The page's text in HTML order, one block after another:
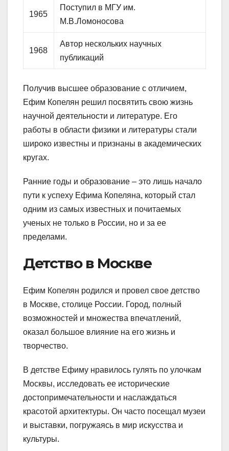
1965
Поступил в МГУ им.
М.В.Ломоносова
1968
Автор нескольких научных
публикаций
Получив высшее образование с отличием,
Ефим Копелян решил посвятить свою жизнь
научной деятельности и литературе. Его
работы в области физики и литературы стали
широко известны и признаны в академических
кругах.
Ранние годы и образование – это лишь начало
пути к успеху Ефима Копеляна, который стал
одним из самых известных и почитаемых
ученых не только в России, но и за ее
пределами.
Детство в Москве
Ефим Копелян родился и провел свое детство
в Москве, столице России. Город, полный
возможностей и множества впечатлений,
оказал большое влияние на его жизнь и
творчество.
В детстве Ефиму нравилось гулять по улочкам
Москвы, исследовать ее исторические
достопримечательности и наслаждаться
красотой архитектуры. Он часто посещал музеи
и выставки, погружаясь в мир искусства и
культуры.